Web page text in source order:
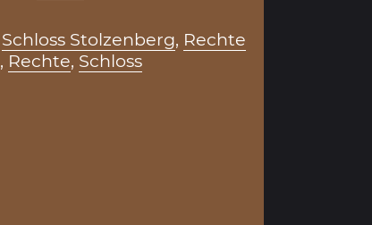
Schloss Stolzenberg, Rechte
, Rechte, Schloss